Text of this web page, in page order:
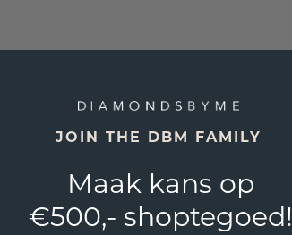
JOIN THE DBM FAMILY
Maak kans op
€500,- shoptegoed!